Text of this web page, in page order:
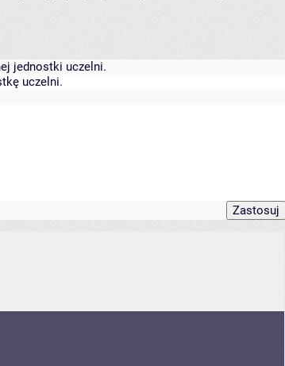
jednostki uczelni.
uczelni.